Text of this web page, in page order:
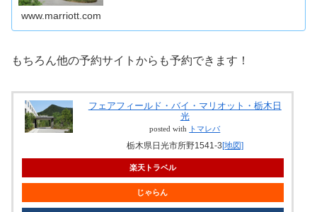
www.marriott.com
もちろん他の予約サイトからも予約できます！
フェアフィールド・バイ・マリオット・栃木日
光
posted with トマレバ
栃木県日光市所野1541-3 [地図]
楽天トラベル
じゃらん